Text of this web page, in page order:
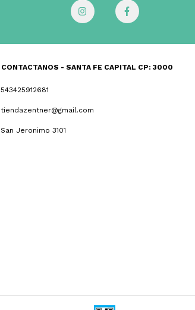
CONTACTANOS - SANTA FE CAPITAL CP: 3000
543425912681
tiendazentner@gmail.com
San Jeronimo 3101